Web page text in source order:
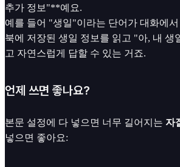
추가 정보"**예요.
예를 들어 "생일"이라는 단어가 대화에
북에 저장된 생일 정보를 읽고 "아, 내 생
고 자연스럽게 답할 수 있는 거죠.
언제 쓰면 좋나요?
본문 설정에 다 넣으면 너무 길어지는 자
넣으면 좋아요: